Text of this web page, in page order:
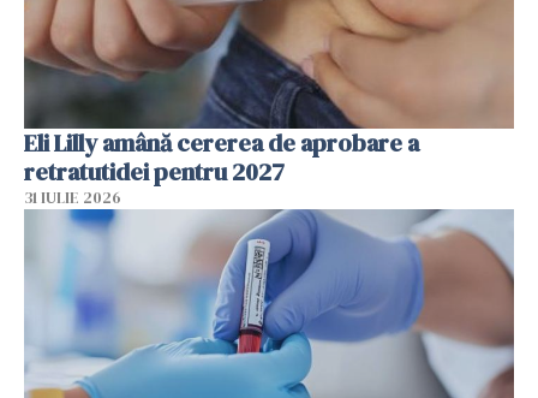
Eli Lilly amână cererea de aprobare a
retratutidei pentru 2027
31 IULIE 2026